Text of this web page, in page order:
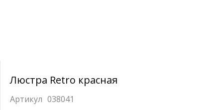
Люстра Retro красная
038041